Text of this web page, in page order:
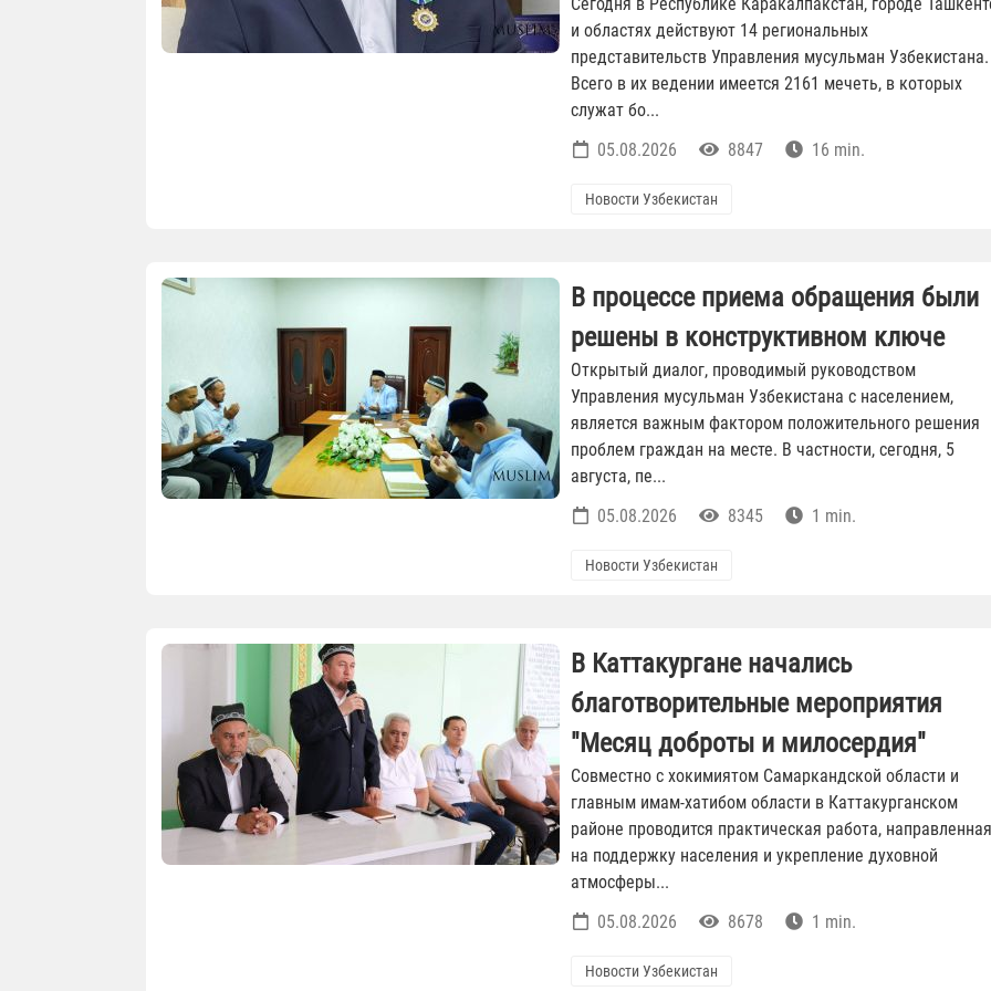
и областях действуют 14 региональных
представительств Управления мусульман Узбекистана.
Всего в их ведении имеется 2161 мечеть, в которых
служат бо...
05.08.2026
8847 16 min.
Новости Узбекистан
В процессе приема обращения были
решены в конструктивном ключе
Открытый диалог, проводимый руководством
Управления мусульман Узбекистана с населением,
является важным фактором положительного решения
проблем граждан на месте. В частности, сегодня, 5
августа, пе...
05.08.2026
8345 1 min.
Новости Узбекистан
В Каттакургане начались
благотворительные мероприятия
"Месяц доброты и милосердия"
Совместно с хокимиятом Самаркандской области и
главным имам-хатибом области в Каттакурганском
районе проводится практическая работа, направленная
на поддержку населения и укрепление духовной
атмосферы...
05.08.2026
8678 1 min.
Новости Узбекистан